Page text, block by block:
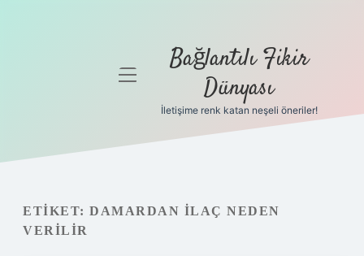
Gizlilik
Yasal Uyarı
menüyü
Bağlantılı Fikir
Dünyası
İletişime renk katan neşeli öneriler!
ETIKET: DAMARDAN ILAÇ NEDEN
VERILIR